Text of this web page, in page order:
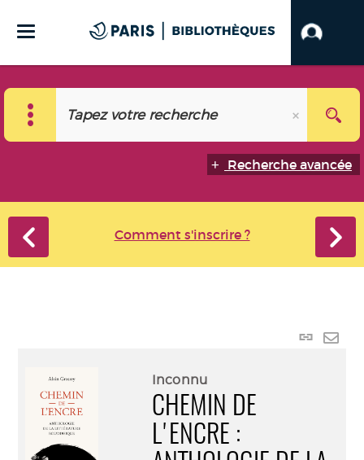
Recherche avancée
Comment s'inscrire ?
Lien
Inconnu
CHEMIN DE
L'ENCRE :